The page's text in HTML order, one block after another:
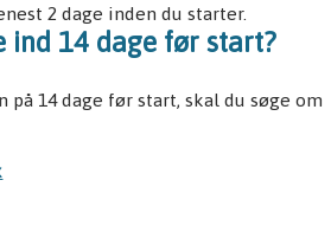
2 dage inden du starter.
ind 14 dage før start?
14 dage før start, skal du søge om